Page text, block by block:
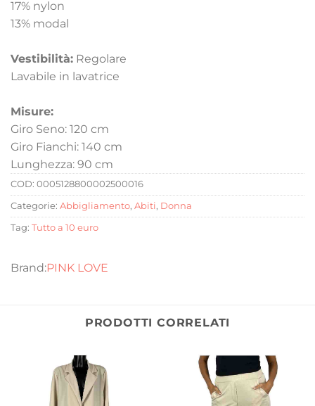
17% nylon
13% modal
Vestibilità: Regolare
Lavabile in lavatrice
Misure:
Giro Seno: 120 cm
Giro Fianchi: 140 cm
Lunghezza: 90 cm
COD: 0005128800002500016
Categorie: Abbigliamento, Abiti, Donna
Tag: Tutto a 10 euro
PINK LOVE
PRODOTTI CORRELATI